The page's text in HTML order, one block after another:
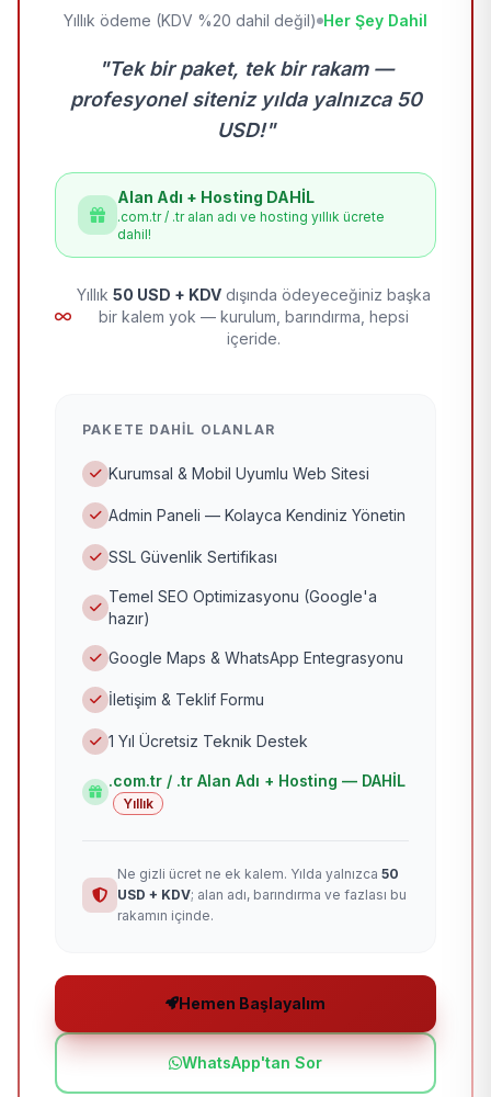
Yıllık ödeme (KDV %20 dahil değil) Her Şey Dahil
"Tek bir paket, tek bir rakam —
profesyonel siteniz yılda yalnızca 50
USD!"
Alan Adı + Hosting DAHİL
.com.tr / .tr alan adı ve hosting yıllık ücrete
dahil!
Yıllık 50 USD + KDV dışında ödeyeceğiniz başka
bir kalem yok — kurulum, barındırma, hepsi
içeride.
PAKETE DAHIL OLANLAR
Kurumsal & Mobil Uyumlu Web Sitesi
Admin Paneli — Kolayca Kendiniz Yönetin
SSL Güvenlik Sertifikası
Temel SEO Optimizasyonu (Google'a
hazır)
Google Maps & WhatsApp Entegrasyonu
İletişim & Teklif Formu
1 Yıl Ücretsiz Teknik Destek
.com.tr / .tr Alan Adı + Hosting — DAHİL
Yıllık
Ne gizli ücret ne ek kalem. Yılda yalnızca 50
USD + KDV; alan adı, barındırma ve fazlası bu
rakamın içinde.
Hemen Başlayalım
WhatsApp'tan Sor